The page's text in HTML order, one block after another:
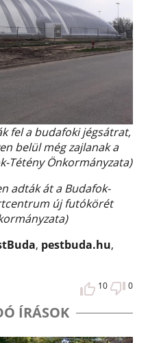
fel a budafoki jégsátrat,
belül még zajlanak a
Tétény Önkormányzata)
adták át a Budafok-
új futókörét
, pestbuda.hu,
10 0
ÍRÁSOK